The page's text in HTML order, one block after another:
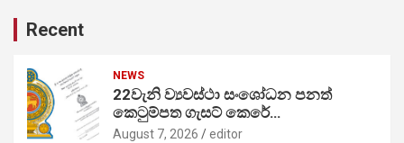
Recent
NEWS
22වැනි ව්‍යවස්ථා සංශෝධන පනත්
කෙටුම්පත ගැසට් කෙරේ…
August 7, 2026 editor